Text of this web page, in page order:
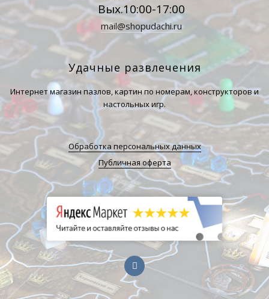
Вых.10:00-17:00
mail@shopudachi.ru
Удачные развлечения
Интернет магазин пазлов, картин по номерам, конструкторов и
настольных игр.
Обработка персональных данных
Публичная оферта